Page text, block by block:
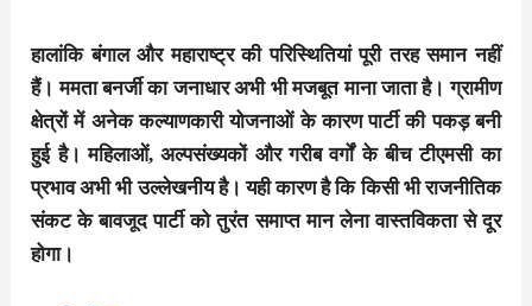
हालांकि बंगाल और महाराष्ट्र की परिस्थितियां पूरी तरह समान नहीं
हैं। ममता बनर्जी का जनाधार अभी भी मजबूत माना जाता है। ग्रामीण
क्षेत्रों में अनेक कल्याणकारी योजनाओं के कारण पार्टी की पकड़ बनी
हुई है। महिलाओं, अल्पसंख्यकों और गरीब वर्गों के बीच टीएमसी का
प्रभाव अभी भी उल्लेखनीय है। यही कारण है कि किसी भी राजनीतिक
संकट के बावजूद पार्टी को तुरंत समाप्त मान लेना वास्तविकता से दूर
होगा।